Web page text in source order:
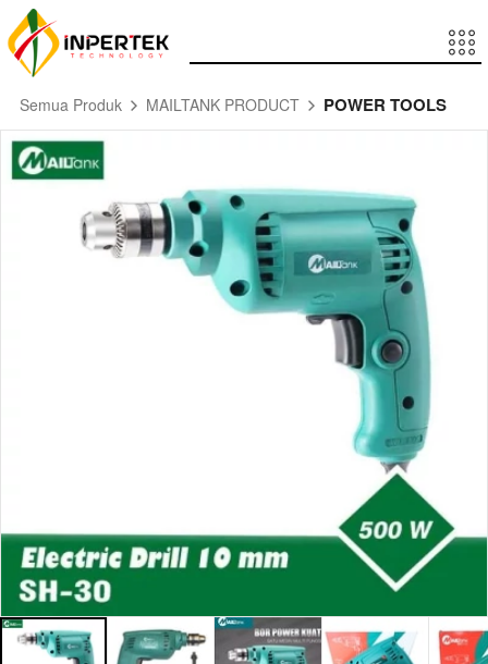
Semua Produk MAILTANK PRODUCT POWER TOOLS